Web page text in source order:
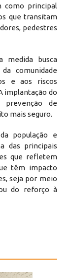
como principal
que transitam
pedestres
medida busca
comunidade
e aos riscos
implantação do
de
mais seguro.
população e
das principais
que refletem
têm impacto
seja por meio
do reforço à